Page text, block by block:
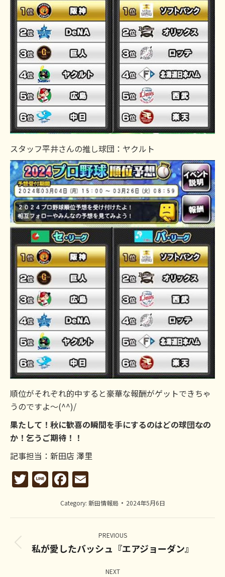
スタッフ平井さんの推し球団：ヤクルト
順位がそれぞれ的中すると豪華な報酬がゲットできちゃ
うのですよ～(^^)/
果たして！秋に歓喜の瞬間を手にするのはどの球団なの
か！乞うご期待！！
記事担当：新田店 澤里
Twitter
LineFacebook
Category: 新田情報局 2024年5月6日
Post
navigation
PREVIOUS
Previous
私が愛したバッシュ『エアジョーダン』
NEXT